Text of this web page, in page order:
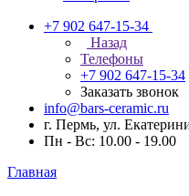
+7 902 647-15-34
Назад
Телефоны
+7 902 647-15-34
Заказать звонок
info@bars-ceramic.ru
г. Пермь, ул.
Пн - Вс: 10.00 - 19.00
Главная